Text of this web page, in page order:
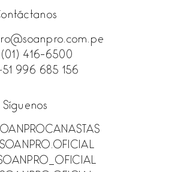
(01) 416-6500
996 685 156
Síguenos